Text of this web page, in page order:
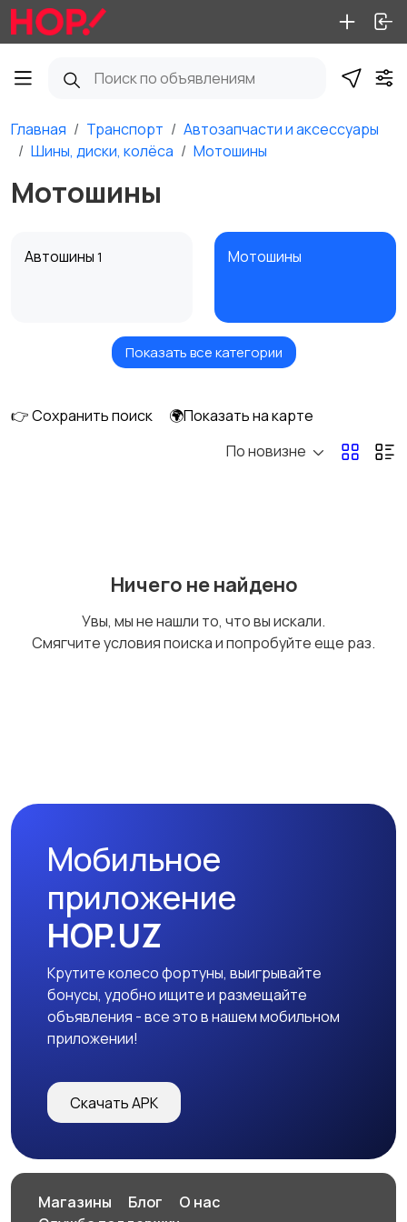
Главная Транспорт
Автозапчасти и аксессуары
Шины, диски, колёса
Мотошины
Мотошины
Автошины 1 Мотошины
Колеса в сборе
Показать все категории
👉 Сохранить поиск
🌍Показать на карте
По новизне
Ничего не найдено
Увы, мы не нашли то, что вы искали.
Смягчите условия поиска и попробуйте еще раз.
Мобильное
приложение
HOP.UZ
Крутите колесо фортуны, выигрывайте
бонусы, удобно ищите и размещайте
объявления - все это в нашем мобильном
приложении!
Скачать APK
Магазины Блог
О нас